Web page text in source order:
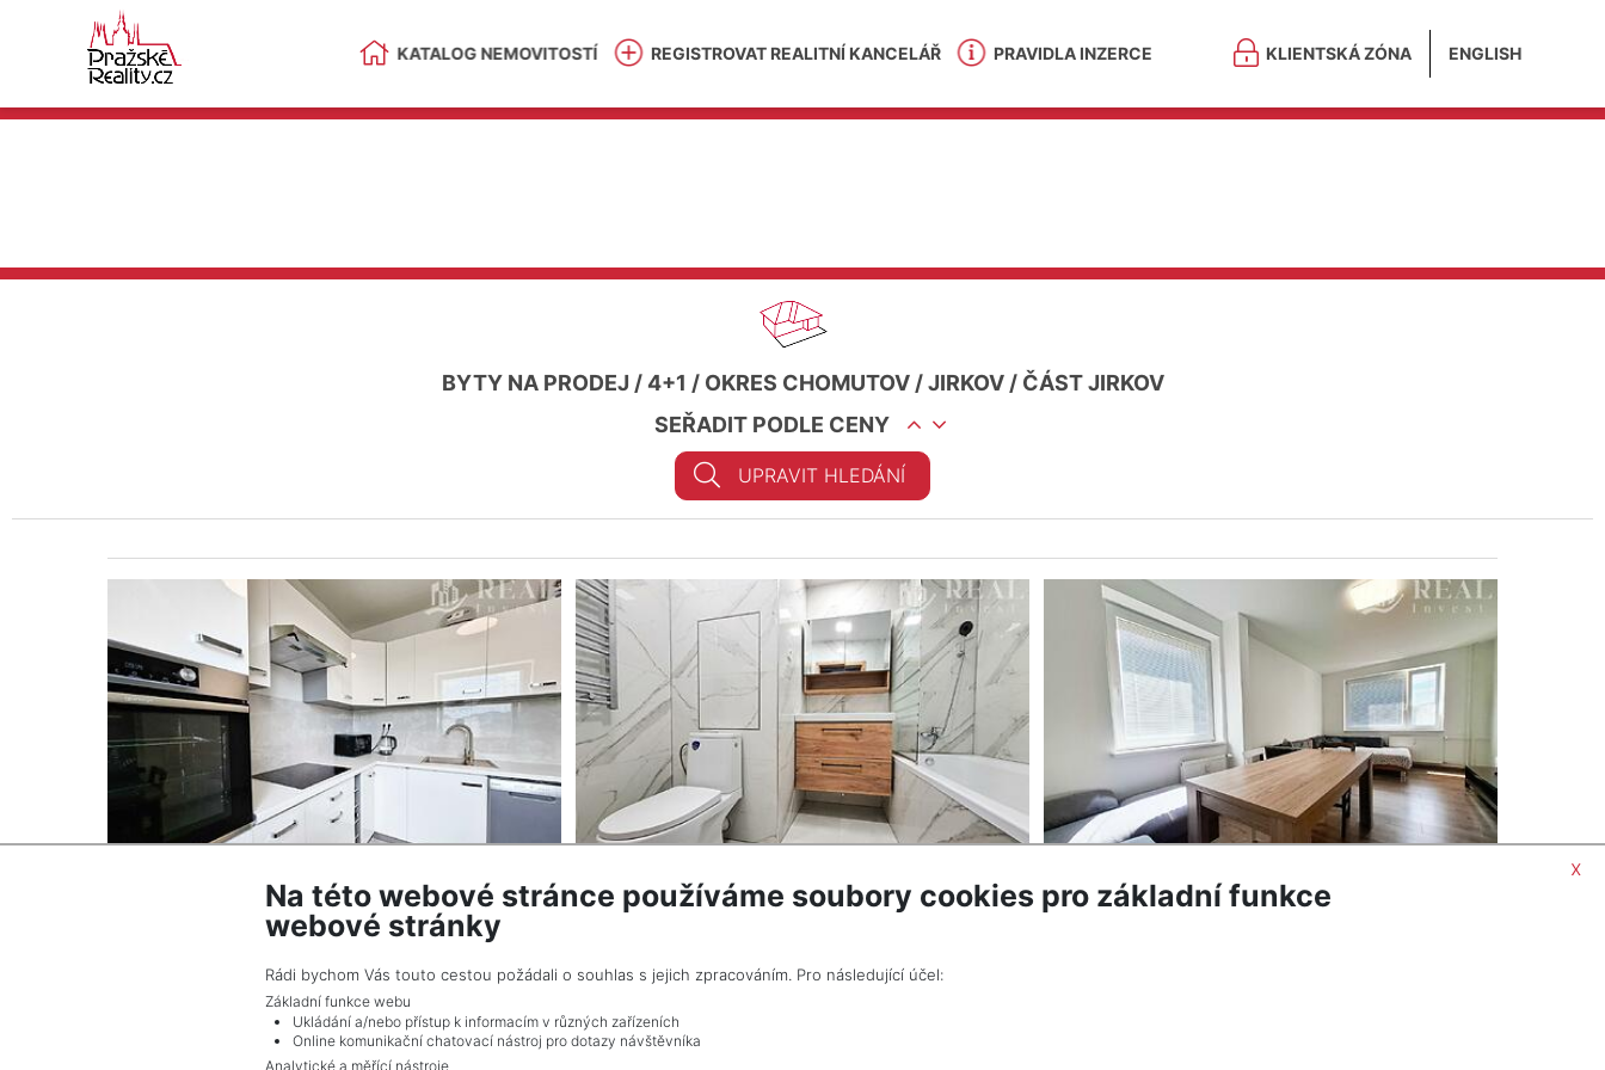
KATALOG NEMOVITOSTÍ REGISTROVAT REALITNÍ KANCELÁŘ PRAVIDLA INZERCE KLIENTSKÁ ZÓNA ENGLISH
BYTY NA PRODEJ /4+1 / OKRES CHOMUTOV/JIRKOV/ ČÁST JIRKOV
SEŘADIT PODLE CENY
UPRAVIT HLEDÁNÍ
Byt na prodej / 4+1 / 77 m2
2 799 000 Kč (za nemovitost) Cena včetně provize
x
Na této webové stránce používáme soubory cookies pro základní funkce
webové stránky
Rádi bychom Vás touto cestou požádali o souhlas s jejich zpracováním. Pro následující účel:
Základní funkce webu
Ukládání a/nebo přístup k informacím v různých zařízeních
Online komunikační chatovací nástroj pro dotazy návštěvníka
Analytické a měřící nástroje